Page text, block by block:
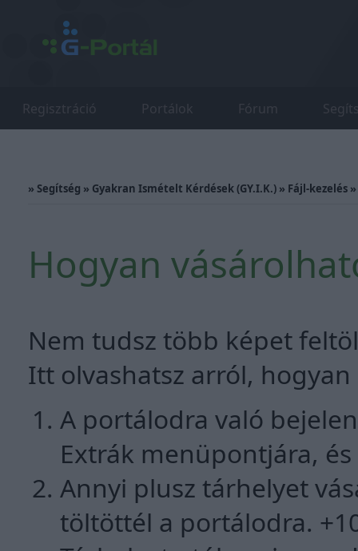
Regisztráció Portálok Fórum
» Segítség » Gyakran Ismételt Kérdések (GY.I.K.) » Fájl-kezelés »
Hogyan
Nem tudsz több képet
Itt olvashatsz arról,
A portálodra való
Extrák menüpontjára,
Annyi plusz tárhelyet
töltöttél a portálodra.